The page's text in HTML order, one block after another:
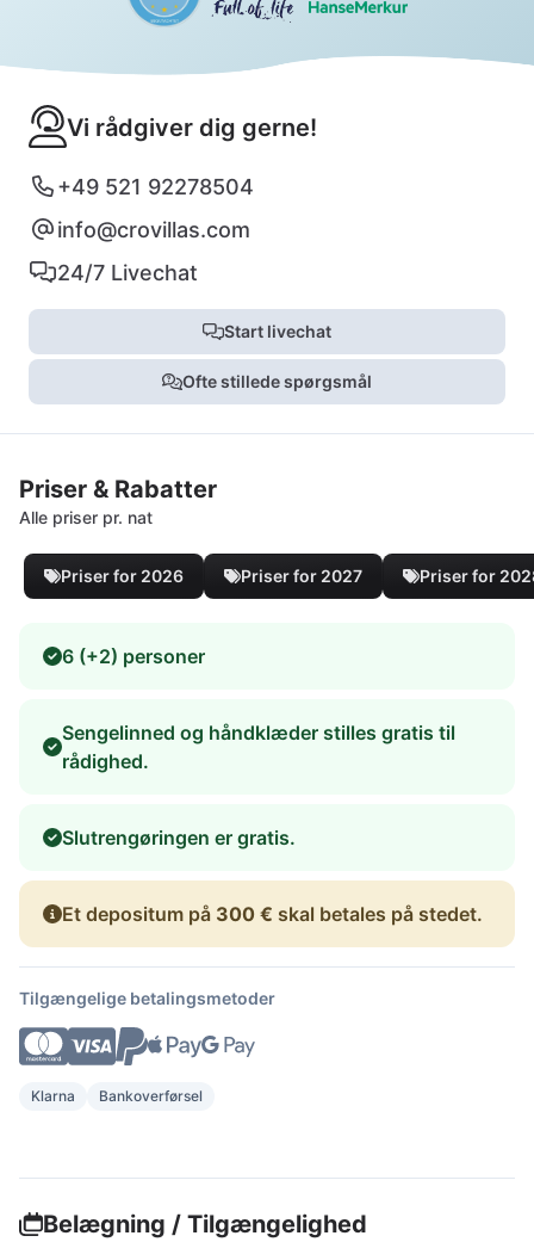
Vi rådgiver dig gerne!
+49 521 92278504
info@crovillas.com
24/7 Livechat
Start livechat
Ofte stillede spørgsmål
Priser & Rabatter
Alle priser pr. nat
Priser for 2026 Priser for 2027 Priser for
6 (+2) personer
Sengelinned og håndklæder stilles gratis til
rådighed.
Slutrengøringen er gratis.
Et depositum på 300 € skal betales på stedet.
Tilgængelige betalingsmetoder
Klarna Bankoverførsel
Belægning / Tilgængelighed